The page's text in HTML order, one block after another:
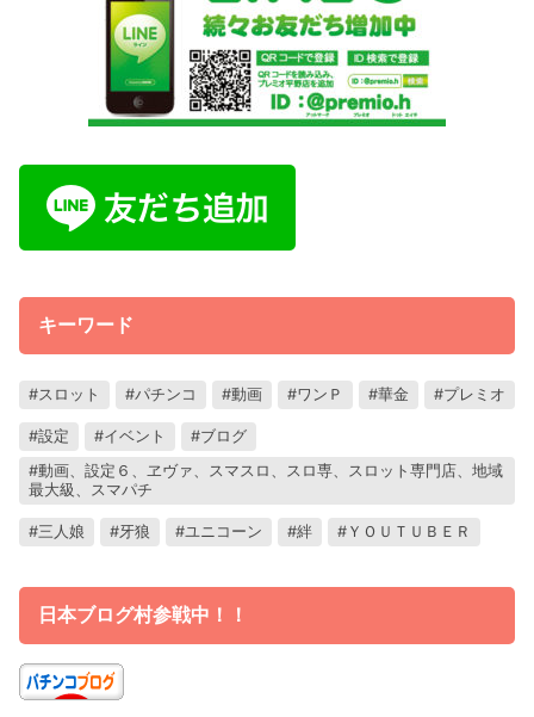
キーワード
スロット パチンコ 動画 ワンＰ 華金 プレミオ
設定 イベント
ブログ
動画、設定６、ヱヴァ、スマスロ、スロ専、スロット専門店、地域
最大級、スマパチ
三人娘 牙狼 ユニコーン 絆 ＹＯＵＴＵＢＥＲ
日本ブログ村参戦中！！